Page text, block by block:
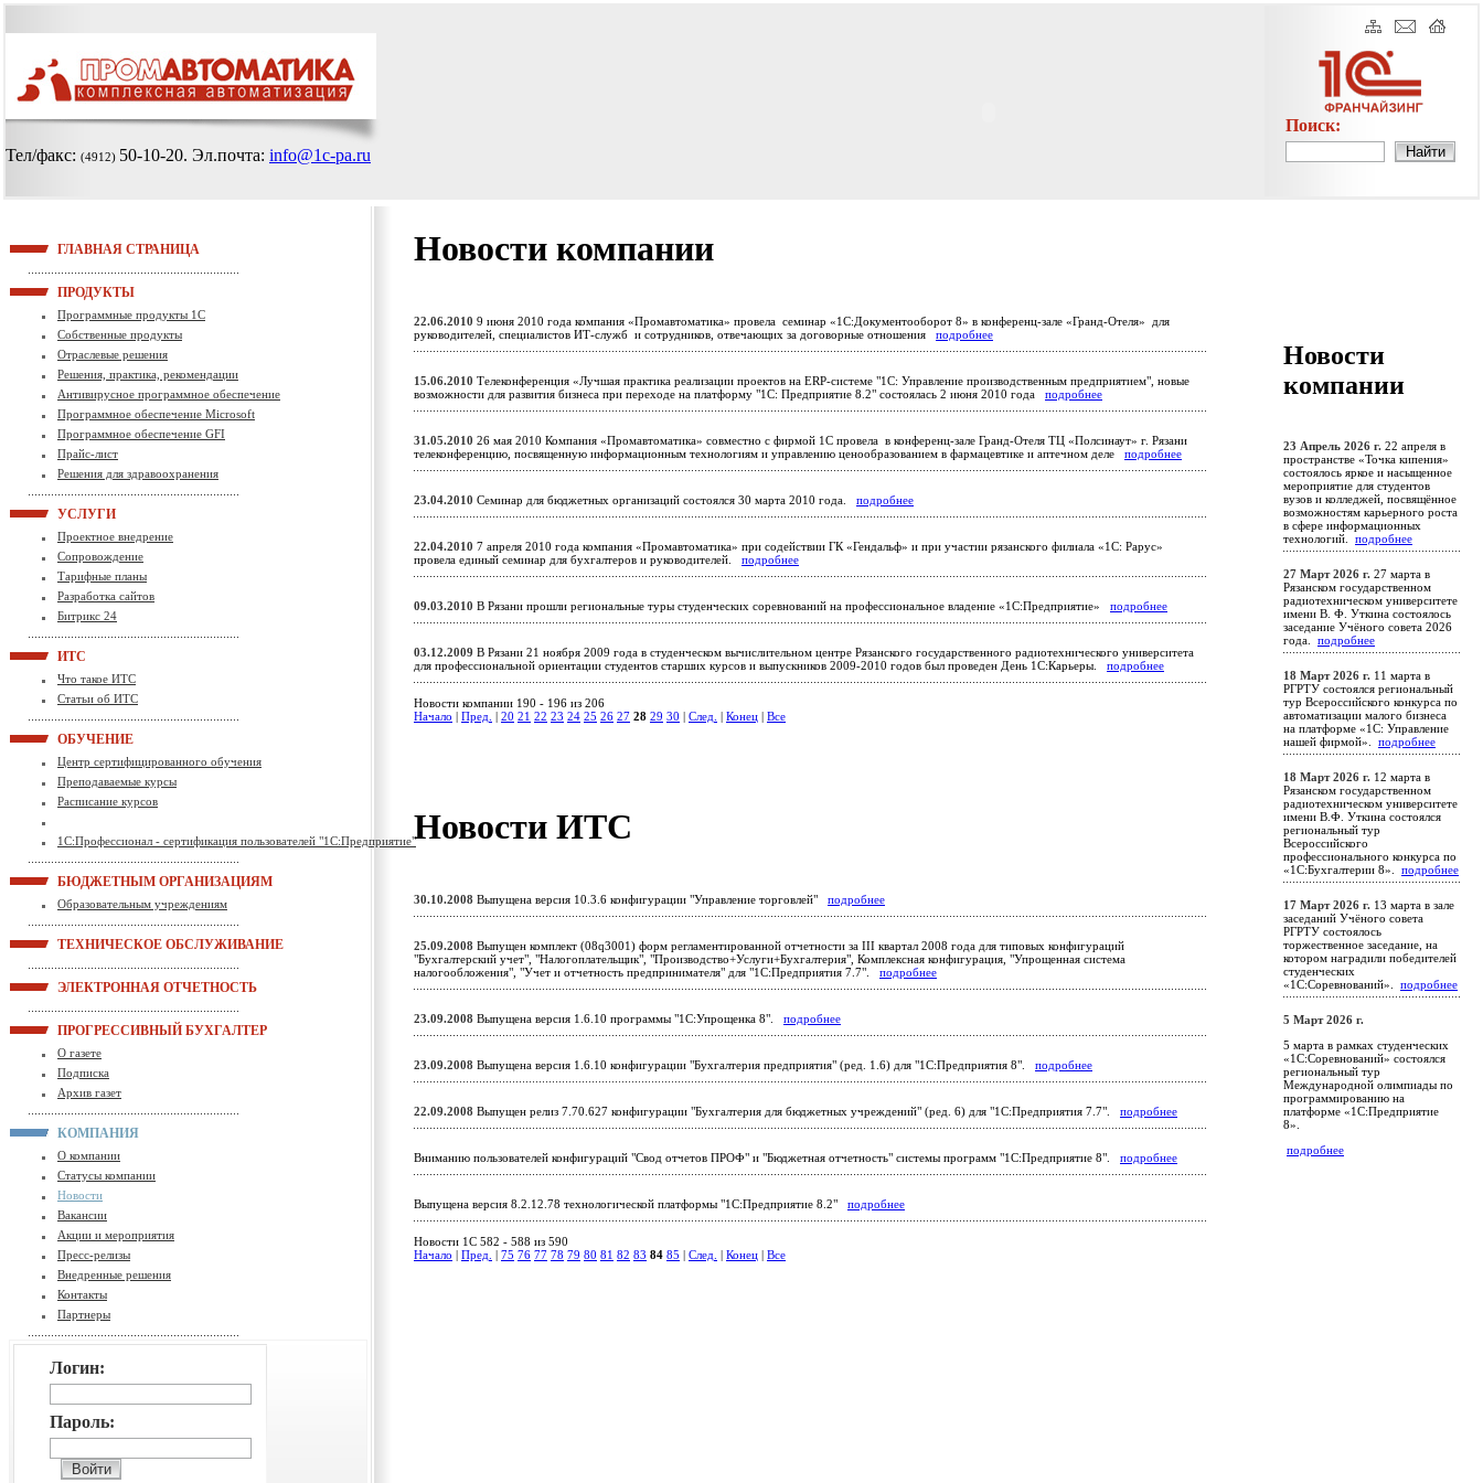
Тел/факс: (4912) 50-10-20. Эл.почта: info@1c-pa.ru
Поиск:
ГЛАВНАЯ СТРАНИЦА
ПРОДУКТЫ
Программные продукты 1С
Собственные продукты
Отраслевые решения
Решения, практика, рекомендации
Антивирусное программное обеспечение
Программное обеспечение Microsoft
Программное обеспечение GFI
Прайс-лист
Решения для здравоохранения
УСЛУГИ
Проектное внедрение
Сопровождение
Тарифные планы
Разработка сайтов
Битрикс 24
ИТС
Что такое ИТС
Статьи об ИТС
ОБУЧЕНИЕ
Центр сертифицированного обучения
Преподаваемые курсы
Расписание курсов
1С:Профессионал - сертификация пользователей "1С:Предприятие"
БЮДЖЕТНЫМ ОРГАНИЗАЦИЯМ
Образовательным учреждениям
ТЕХНИЧЕСКОЕ ОБСЛУЖИВАНИЕ
ЭЛЕКТРОННАЯ ОТЧЕТНОСТЬ
ПРОГРЕССИВНЫЙ БУХГАЛТЕР
О газете
Подписка
Архив газет
КОМПАНИЯ
О компании
Статусы компании
Новости
Вакансии
Акции и мероприятия
Пресс-релизы
Внедренные решения
Контакты
Партнеры
Логин:
Пароль:
Новости компании
22.06.2010 9 июня 2010 года компания «Промавтоматика» провела семинар «1С:Документооборот 8» в конференц-зале «Гранд-Отеля» для
руководителей, специалистов ИТ-служб и сотрудников, отвечающих за договорные отношения подробнее
15.06.2010 Телеконференция «Лучшая практика реализации проектов на ERP-системе "1С: Управление производственным предприятием", новые
возможности для развития бизнеса при переходе на платформу "1С: Предприятие 8.2" состоялась 2 июня 2010 года подробнее
31.05.2010 26 мая 2010 Компания «Промавтоматика» совместно с фирмой 1С провела в конференц-зале Гранд-Отеля ТЦ «Полсинаут» г. Рязани
телеконференцию, посвященную информационным технологиям и управлению ценообразованием в фармацевтике и аптечном деле подробнее
23.04.2010 Семинар для бюджетных организаций состоялся 30 марта 2010 года. подробнее
22.04.2010 7 апреля 2010 года компания «Промавтоматика» при содействии ГК «Гендальф» и при участии рязанского филиала «1С: Рарус»
провела единый семинар для бухгалтеров и руководителей. подробнее
09.03.2010 В Рязани прошли региональные туры студенческих соревнований на профессиональное владение «1С:Предприятие» подробнее
03.12.2009 В Рязани 21 ноября 2009 года в студенческом вычислительном центре Рязанского государственного радиотехнического университета
для профессиональной ориентации студентов старших курсов и выпускников 2009-2010 годов был проведен День 1С:Карьеры. подробнее
Новости компании 190 - 196 из 206
Начало
Пред. 20 21 22 23 24 25 26 27 28 29 30 След. Конец Все
Новости ИТС
30.10.2008 Выпущена версия 10.3.6 конфигурации "Управление торговлей" подробнее
25.09.2008 Выпущен комплект (08q3001) форм регламентированной отчетности за III квартал 2008 года для типовых конфигураций
"Бухгалтерский учет", "Налогоплательщик", "Производство+Услуги+Бухгалтерия", Комплексная конфигурация, "Упрощенная система
налогообложения", "Учет и отчетность предпринимателя" для "1С:Предприятия 7.7". подробнее
23.09.2008 Выпущена версия 1.6.10 программы "1С:Упрощенка 8". подробнее
23.09.2008 Выпущена версия 1.6.10 конфигурации "Бухгалтерия предприятия" (ред. 1.6) для "1С:Предприятия 8". подробнее
22.09.2008 Выпущен релиз 7.70.627 конфигурации "Бухгалтерия для бюджетных учреждений" (ред. 6) для "1С:Предприятия 7.7". подробнее
Вниманию пользователей конфигураций "Свод отчетов ПРОФ" и "Бюджетная отчетность" системы программ "1С:Предприятие 8". подробнее
Выпущена версия 8.2.12.78 технологической платформы "1С:Предприятие 8.2" подробнее
Новости 1C 582 - 588 из 590
Начало
Пред. 75 76 77 78 79 80 81 82 83 84 85 След. Конец Все
Новости
компании
23 Апрель 2026 г. 22 апреля в
пространстве «Точка кипения»
состоялось яркое и насыщенное
мероприятие для студентов
вузов и колледжей, посвящённое
возможностям карьерного роста
в сфере информационных
технологий. подробнее
27 Март 2026 г. 27 марта в
Рязанском государственном
радиотехническом университете
имени В. Ф. Уткина состоялось
заседание Учёного совета 2026
года. подробнее
18 Март 2026 г. 11 марта в
РГРТУ состоялся региональный
тур Всероссийского конкурса по
автоматизации малого бизнеса
на платформе «1С: Управление
нашей фирмой». подробнее
18 Март 2026 г. 12 марта в
Рязанском государственном
радиотехническом университете
имени В.Ф. Уткина состоялся
региональный тур
Всероссийского
профессионального конкурса по
«1С:Бухгалтерии 8». подробнее
17 Март 2026 г. 13 марта в зале
заседаний Учёного совета
РГРТУ состоялось
торжественное заседание, на
котором наградили победителей
студенческих
«1С:Соревнований». подробнее
5 Март 2026 г.
5 марта в рамках студенческих
«1С:Соревнований» состоялся
региональный тур
Международной олимпиады по
программированию на
платформе «1С:Предприятие
8».
подробнее